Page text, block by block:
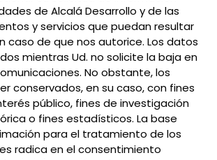
de Alcalá Desarrollo y de las
y servicios que puedan resultar
caso de que nos autorice. Los datos
mientras Ud. no solicite la baja en
No obstante, los
conservados, en su caso, con fines
público, fines de investigación
o fines estadísticos. La base
para el tratamiento de los
radica en el consentimiento